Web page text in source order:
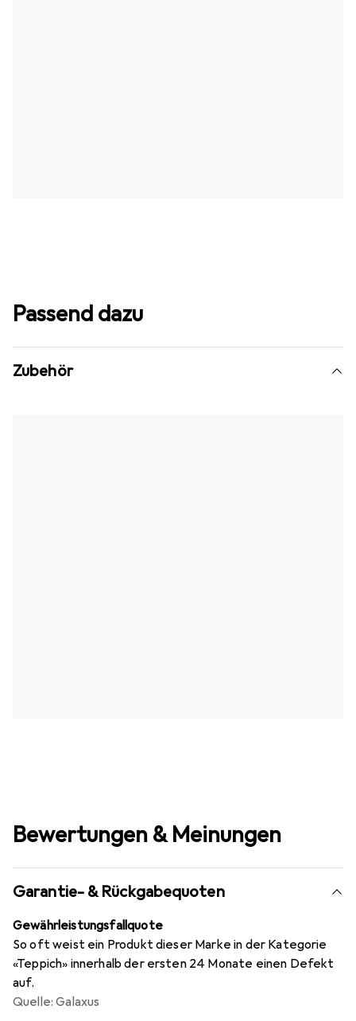
Passend dazu
Zubehör
Bewertungen & Meinungen
Garantie- & Rückgabequoten
Gewährleistungsfallquote
So oft weist ein Produkt dieser Marke in der Kategorie
«Teppich» innerhalb der ersten 24 Monate einen Defekt
auf.
Quelle: Galaxus